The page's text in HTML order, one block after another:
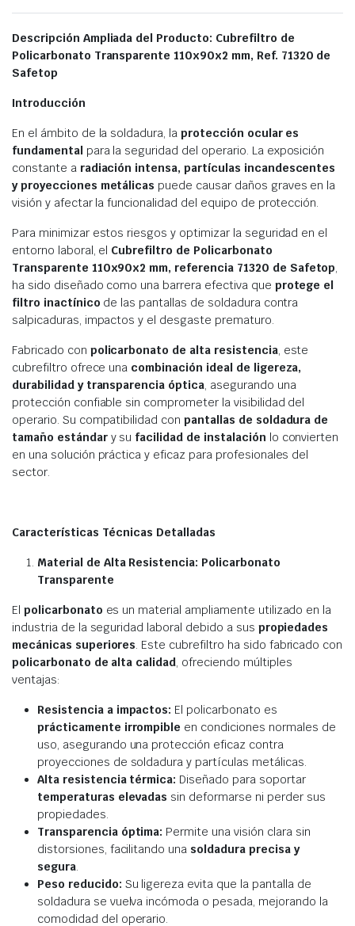
Descripción Ampliada del Producto: Cubrefiltro de
Policarbonato Transparente 110x90x2 mm, Ref. 71320 de
Safetop
Introducción
En el ámbito de la soldadura, laprotección ocular es
fundamental para la seguridad del operario. La exposición
constante a radiación intensa, partículas incandescentes
y proyecciones metálicas puede causar daños graves en la
visión y afectar la funcionalidad del equipo de protección.
Para minimizar estos riesgos y optimizar la seguridad en el
entorno laboral, el Cubrefiltro de Policarbonato
Transparente 110x90x2 mm, referencia 71320 de Safetop,
ha sido diseñado como una barrera efectiva que protege el
filtro inactínico de las pantallas de soldadura contra
salpicaduras, impactos y el desgaste prematuro.
Fabricado con policarbonato de alta resistencia, este
cubrefiltro ofrece una combinación ideal de ligereza,
durabilidad y transparencia óptica, asegurando una
protección confiable sin comprometer la visibilidad del
operario. Su compatibilidad conpantallas de soldadura de
tamaño estándary su facilidad de instalaciónlo convierten
en una solución práctica y eficaz para profesionales del
sector.
Características Técnicas Detalladas
Material de Alta Resistencia: Policarbonato
Transparente
El policarbonato es un material ampliamente utilizado en la
industria de la seguridad laboral debido a sus propiedades
mecánicas superiores. Este cubrefiltro ha sido fabricado con
policarbonato de alta calidad, ofreciendo múltiples
ventajas:
Resistencia a impactos: El policarbonato es
prácticamente irrompible en condiciones normales de
uso, asegurando una protección eficaz contra
proyecciones de soldadura y partículas metálicas.
Alta resistencia térmica: Diseñado para soportar
temperaturas elevadas sin deformarse ni perder sus
propiedades.
Transparencia óptima: Permite una visión clara sin
distorsiones, facilitando una soldadura precisa y
segura.
Peso reducido: Su ligereza evita que la pantalla de
soldadura se vuelva incómoda o pesada, mejorando la
comodidad del operario.